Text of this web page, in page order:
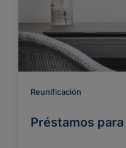
Reunificación
Préstamos